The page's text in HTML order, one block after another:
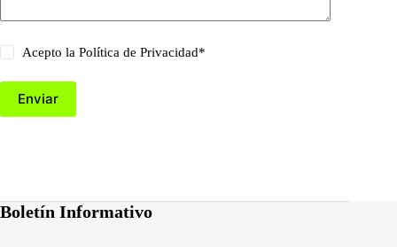
Acepto laPolítica de Privacidad*
Enviar
Boletín Informativo